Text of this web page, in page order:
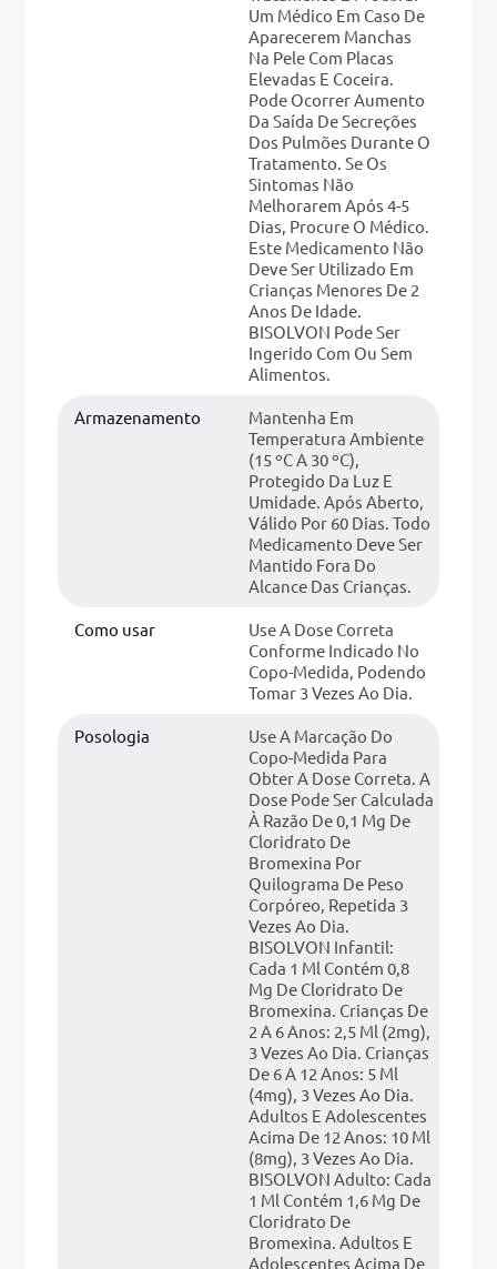
Um Médico Em Caso De
Aparecerem Manchas
Na Pele Com Placas
Elevadas E Coceira.
Pode Ocorrer Aumento
Da Saída De Secreções
Dos Pulmões Durante O
Tratamento. Se Os
Sintomas Não
Melhorarem Após 4-5
Dias, Procure O Médico.
Este Medicamento Não
Deve Ser Utilizado Em
Crianças Menores De 2
Anos De Idade.
BISOLVON Pode Ser
Ingerido Com Ou Sem
Alimentos.
Armazenamento
Mantenha Em
Temperatura Ambiente
(15 ºC A 30 ºC),
Protegido Da Luz E
Umidade. Após Aberto,
Válido Por 60 Dias. Todo
Medicamento Deve Ser
Mantido Fora Do
Alcance Das Crianças.
Como usar
Use A Dose Correta
Conforme Indicado No
Copo-Medida, Podendo
Tomar 3 Vezes Ao Dia.
Posologia
Use A Marcação Do
Copo-Medida Para
Obter A Dose Correta. A
Dose Pode Ser Calculada
À Razão De 0,1 Mg De
Cloridrato De
Bromexina Por
Quilograma De Peso
Corpóreo, Repetida 3
Vezes Ao Dia.
BISOLVON Infantil:
Cada 1 Ml Contém 0,8
Mg De Cloridrato De
Bromexina. Crianças De
2 A 6 Anos: 2,5 Ml (2mg),
3 Vezes Ao Dia. Crianças
De 6 A 12 Anos: 5 Ml
(4mg), 3 Vezes Ao Dia.
Adultos E Adolescentes
Acima De 12 Anos: 10 Ml
(8mg), 3 Vezes Ao Dia.
BISOLVON Adulto: Cada
1 Ml Contém 1,6 Mg De
Cloridrato De
Bromexina. Adultos E
Adolescentes Acima De